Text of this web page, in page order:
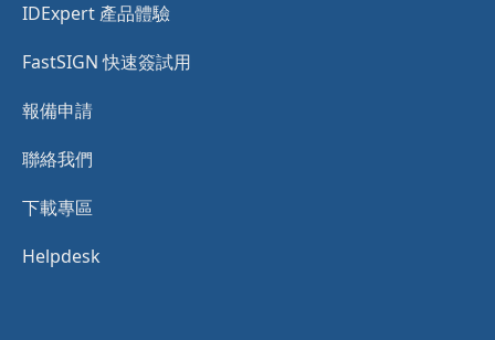
IDExpert 產品體驗
FastSIGN 快速簽試用
報備申請
聯絡我們
下載專區
Helpdesk